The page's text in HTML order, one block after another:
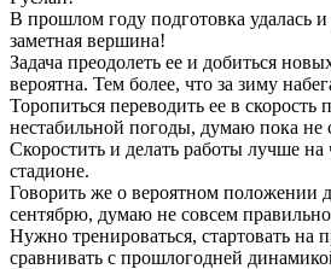
В прошлом году подготовка удалась и
заметная вершина!
Задача преодолеть ее и добиться
вероятна. Тем более, что за зиму
Торопиться переводить ее в скорость
нестабильной погоды, думаю пока не
Скоростить и делать работы лучше на
стадионе.
Говорить же о вероятном положении
сентябрю, думаю не совсем
Нужно тренироваться, стартовать на
сравнивать с прошлогодней